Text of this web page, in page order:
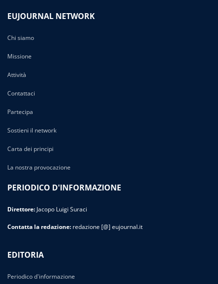
EUJOURNAL NETWORK
Chi siamo
Missione
Attività
Contattaci
Partecipa
Sostieni il network
Carta dei principi
La nostra provocazione
PERIODICO D'INFORMAZIONE
Direttore: Jacopo Luigi Suraci
Contatta la redazione: redazione [@] eujournal.it
EDITORIA
Periodico d'informazione